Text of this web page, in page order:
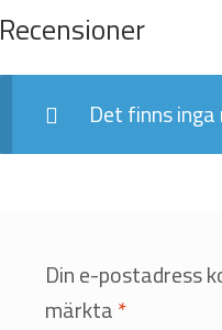
Recensioner
Det finns
Din e-postadress
märkta*